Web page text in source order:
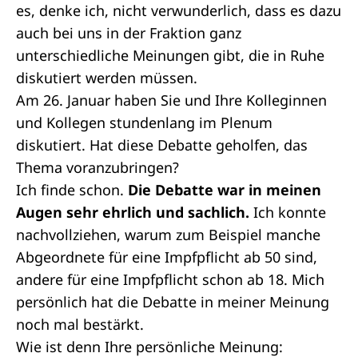
es, denke ich, nicht verwunderlich, dass es dazu
auch bei uns in der Fraktion ganz
unterschiedliche Meinungen gibt, die in Ruhe
diskutiert werden müssen.
Am 26. Januar haben Sie und Ihre Kolleginnen
und Kollegen stundenlang im Plenum
diskutiert. Hat diese Debatte geholfen, das
Thema voranzubringen?
Ich finde schon. Die Debatte war in meinen
Augen sehr ehrlich und sachlich. Ich konnte
nachvollziehen, warum zum Beispiel manche
Abgeordnete für eine Impfpflicht ab 50 sind,
andere für eine Impfpflicht schon ab 18. Mich
persönlich hat die Debatte in meiner Meinung
noch mal bestärkt.
Wie ist denn Ihre persönliche Meinung: